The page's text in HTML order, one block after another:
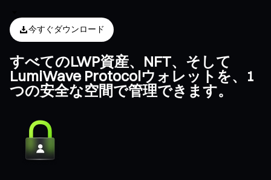
今すぐダウンロード
すべてのLWP資産、NFT、そして
LumiWave Protocolウォレットを、1
つの安全な空間で管理できます。